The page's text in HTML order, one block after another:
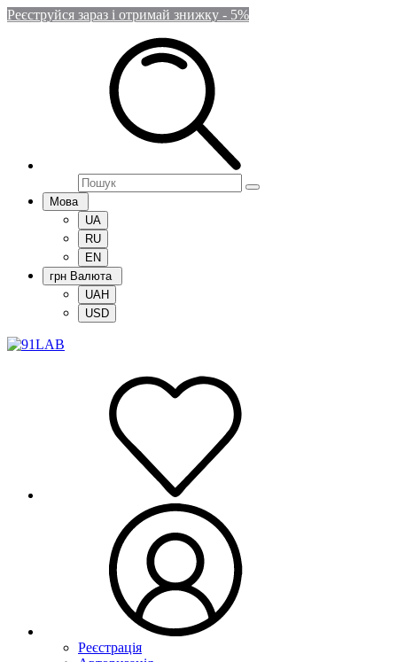
Реєструйся зараз і отримай знижку - 5%
Мова
UA
RU
EN
грн Валюта
UAH
USD
Реєстрація